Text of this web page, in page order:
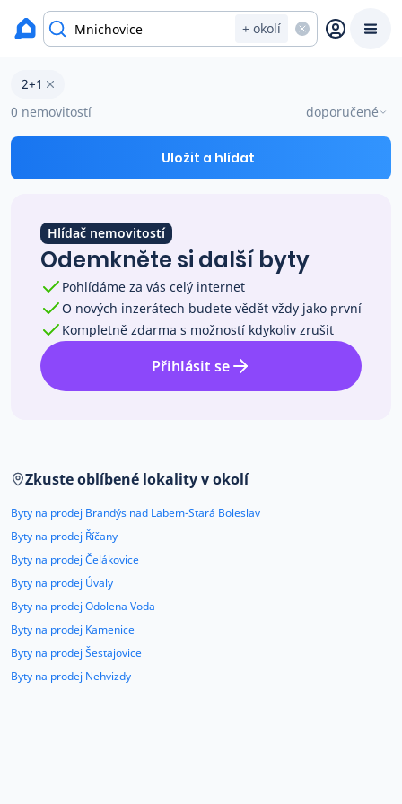
+ okolí
Prodat
Prodej s Reas.cz
Ceny prodaných nemovitostí
Okamžitý výkup
Přehled realitních makléřů
O nás
Kariéra
Kontakt
okres Praha-východ
Byty 2+1 na prodej Mnichovice
2+1
0 nemovitostí
doporučené
Uložit a hlídat
Hlídač nemovitostí
Odemkněte si další byty
Pohlídáme za vás celý internet
O nových inzerátech budete vědět vždy jako první
Kompletně zdarma s možností kdykoliv zrušit
Přihlásit se
Zkuste oblíbené lokality v okolí
Byty na prodej Brandýs nad Labem-Stará Boleslav
Byty na prodej Říčany
Byty na prodej Čelákovice
Byty na prodej Úvaly
Byty na prodej Odolena Voda
Byty na prodej Kamenice
Byty na prodej Šestajovice
Byty na prodej Nehvizdy